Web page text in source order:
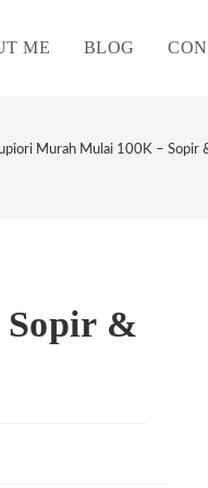
ME BLOG
Murah Mulai 100K – Sopir
&